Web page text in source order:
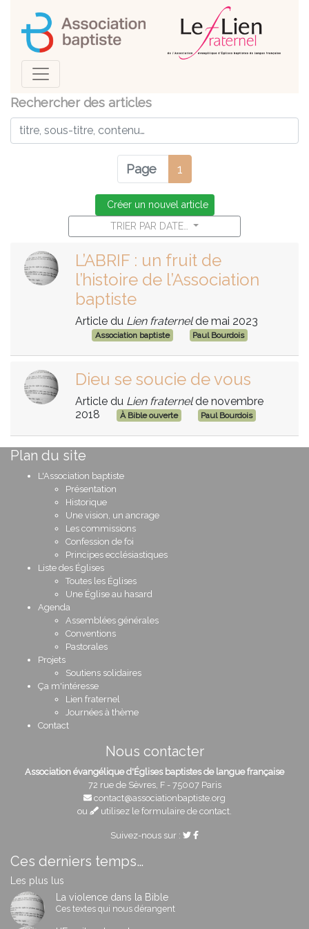
Rechercher des articles
Page 1
Créer un nouvel article
TRIER PAR DATE…
L’ABRIF : un fruit de
l’histoire de l’Association
baptiste
Article du Lien fraternelde mai 2023
Association baptiste Paul Bourdois
Dieu se soucie de vous
Article du Lien fraternelde novembre
2018
À Bible ouverte Paul Bourdois
Plan du site
L'Association baptiste
Présentation
Historique
Une vision, un ancrage
Les commissions
Confession de foi
Principes ecclésiastiques
Liste des Églises
Toutes les Églises
Une Église au hasard
Agenda
Assemblées générales
Conventions
Pastorales
Projets
Soutiens solidaires
Ça m'intéresse
Lien fraternel
Journées à thème
Contact
Nous contacter
Association évangélique d'Églises baptistes de langue française
72 rue de Sèvres, F - 75007 Paris
contact@associationbaptiste.org
ou
utilisez le formulaire de contact.
Suivez-nous sur :
Ces derniers temps…
Les plus lus
La violence dans la Bible
Ces textes qui nous dérangent